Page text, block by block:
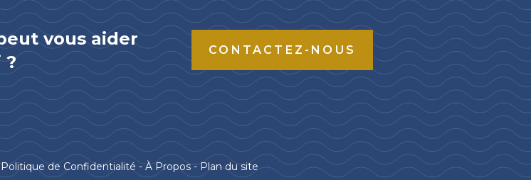
vous aider
?
CONTACTEZ-NOUS
Politique de Confidentialité -À Propos-Plan du site